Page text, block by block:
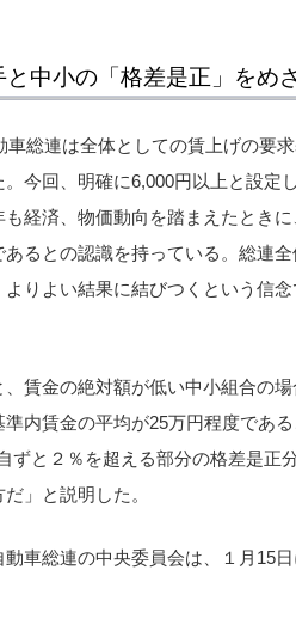
中小の「格差是正」をめ
車総連は全体としての賃上げの要
今回、明確に6,000円以上と設定
経済、物価動向を踏まえたとき
るとの認識を持っている。総連
よりよい結果に結びつくという信
、賃金の絶対額が低い中小組合の
内賃金の平均が25万円程度であ
ずと２％を超える部分の格差是正
」と説明した。
車総連の中央委員会は、１月15